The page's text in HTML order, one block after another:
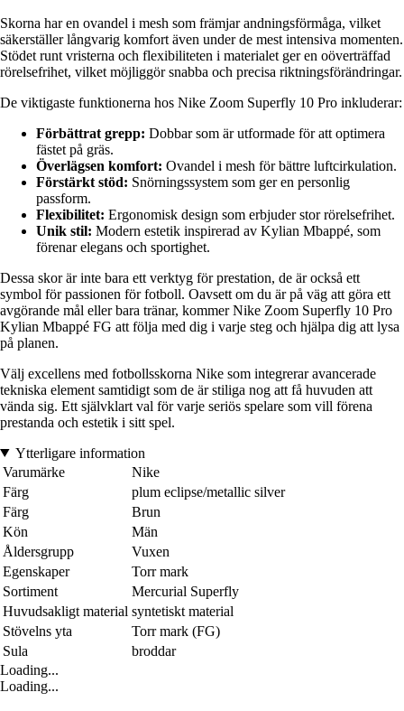
Skorna har en ovandel i mesh som främjar andningsförmåga, vilket
säkerställer långvarig komfort även under de mest intensiva momenten.
Stödet runt vristerna och flexibiliteten i materialet ger en oöverträffad
rörelsefrihet, vilket möjliggör snabba och precisa riktningsförändringar.
De viktigaste funktionerna hos Nike Zoom Superfly 10 Pro inkluderar:
Förbättrat grepp: Dobbar som är utformade för att optimera
fästet på gräs.
Överlägsen komfort: Ovandel i mesh för bättre luftcirkulation.
Förstärkt stöd: Snörningssystem som ger en personlig
passform.
Flexibilitet: Ergonomisk design som erbjuder stor rörelsefrihet.
Unik stil: Modern estetik inspirerad av Kylian Mbappé, som
förenar elegans och sportighet.
Dessa skor är inte bara ett verktyg för prestation, de är också ett
symbol för passionen för fotboll. Oavsett om du är på väg att göra ett
avgörande mål eller bara tränar, kommer Nike Zoom Superfly 10 Pro
Kylian Mbappé FG att följa med dig i varje steg och hjälpa dig att lysa
på planen.
Välj excellens med fotbollsskorna Nike som integrerar avancerade
tekniska element samtidigt som de är stiliga nog att få huvuden att
vända sig. Ett självklart val för varje seriös spelare som vill förena
prestanda och estetik i sitt spel.
Ytterligare information
Varumärke
Nike
Färg
plum eclipse/metallic silver
Färg
Brun
Kön
Män
Åldersgrupp
Vuxen
Egenskaper
Torr mark
Sortiment
Mercurial Superfly
Huvudsakligt material syntetiskt material
Stövelns yta
Torr mark (FG)
Sula
broddar
Loading...
Loading...